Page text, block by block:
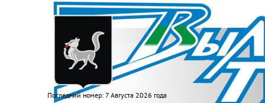
Последний номер: 7 Августа 2026 года